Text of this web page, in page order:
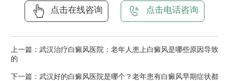
点击在线咨询 点击电话咨询
上一篇： 武汉治疗白癜风医院：老年人患上白癜风是哪些原因导致
的
下一篇： 武汉好的白癜风医院是哪个？老年患有白癜风早期症状都